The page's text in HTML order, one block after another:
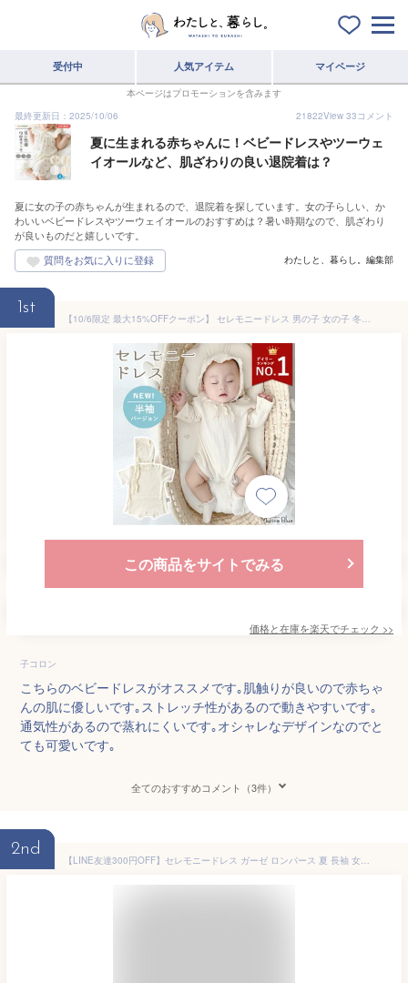
受付中 人気アイテム マイページ
本ページはプロモーションを含みます
最終更新日：2025/10/06
21822View 33コメント
夏に生まれる赤ちゃんに！ベビードレスやツーウェ
イオールなど、肌ざわりの良い退院着は？
夏に女の子の赤ちゃんが生まれるので、退院着を探しています。女の子らしい、か
わいいベビードレスやツーウェイオールのおすすめは？暑い時期なので、肌ざわり
が良いものだと嬉しいです。
わたしと、暮らし。編集部
1st
【10/6限定 最大15%OFFクーポン】 セレモニードレス 男の子 女の子 冬 秋 お宮参り 新生児 退院 長袖 ロンパース ベビー 前開き 赤ちゃん 退院着 秋冬 ベビー服 ワッフルロンパース ベビー セット 帽子 ボンネット 子供服 2点セット 夏 春 半袖 春夏
この商品をサイトでみる
価格と在庫を楽天でチェック >>
子コロン
こちらのベビードレスがオススメです｡肌触りが良いので赤ちゃ
んの肌に優しいです｡ストレッチ性があるので動きやすいです｡
通気性があるので蒸れにくいです｡オシャレなデザインなのでと
ても可愛いです｡
全てのおすすめコメント（3件）
2nd
【LINE友達300円OFF】セレモニードレス ガーゼ ロンパース 夏 長袖 女の子 男の子 前開き 60 70 80 カバーオール 新生児 春 秋 ベビー服 コットン